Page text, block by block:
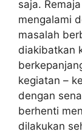
saja.
mengalami
masalah
diakibatkan
kegiatan –
dengan
berhenti
dilakukan